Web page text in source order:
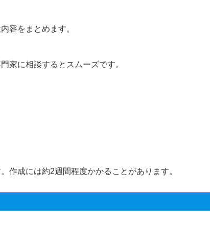
容をまとめます。
家に相談するとスムーズです。
作成には約2週間程度かかることがあります。